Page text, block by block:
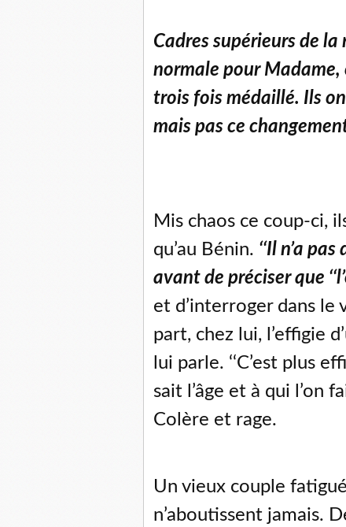
Cadres supérieurs de
normale pour
trois fois médaillé. Ils
mais pas ce
Mis chaos ce coup-ci,
qu’au Bénin. ‘‘Il n’a
avant de préciser que
et d’interroger dans le
part, chez lui, l’effigie
lui parle. ‘‘C’est plus
sait l’âge et à qui l’on
Colère et rage.
Un vieux couple
n’aboutissent jamais.